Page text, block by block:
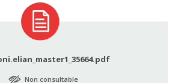
Non consultable